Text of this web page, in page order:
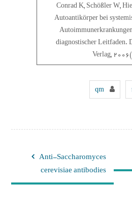
Conrad K, Schößler W,
Autoantikörper bei
diagnostischer Leitfaden.
Verlag,
qm
Anti-Saccharomyces
cerevisiae antibodies